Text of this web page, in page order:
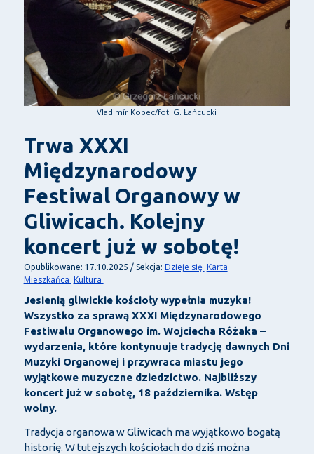
Vladimír Kopec/fot. G. Łańcucki
Trwa XXXI
Międzynarodowy
Festiwal Organowy w
Gliwicach. Kolejny
koncert już w sobotę!
Opublikowane: 17.10.2025 / Sekcja: Dzieje się Karta
Mieszkańca Kultura
Jesienią gliwickie kościoły wypełnia muzyka!
Wszystko za sprawą XXXI Międzynarodowego
Festiwalu Organowego im. Wojciecha Różaka –
wydarzenia, które kontynuuje tradycję dawnych Dni
Muzyki Organowej i przywraca miastu jego
wyjątkowe muzyczne dziedzictwo. Najbliższy
koncert już w sobotę, 18 października. Wstęp
wolny.
Tradycja organowa w Gliwicach ma wyjątkowo bogatą
historię. W tutejszych kościołach do dziś można